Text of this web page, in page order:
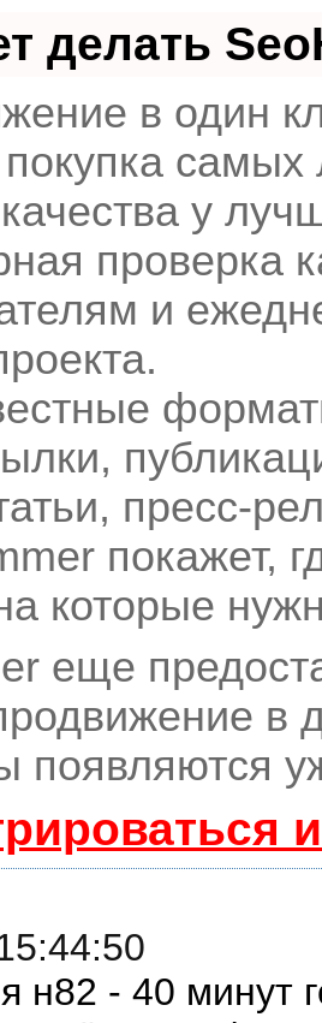
делать
в один
у
проверка
и
пресс-
покажет,
которые
еще
в
появляются
н82 - 40 минут